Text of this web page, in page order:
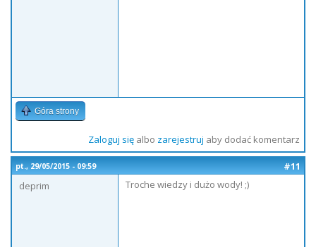
Góra strony
Zaloguj sięalbo zarejestruj aby dodać komentarz
pt., 29/05/2015 - 09:59
#11
deprim
Troche wiedzy i dużo wody! ;)